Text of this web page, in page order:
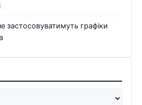
застосовуватимуть графіки